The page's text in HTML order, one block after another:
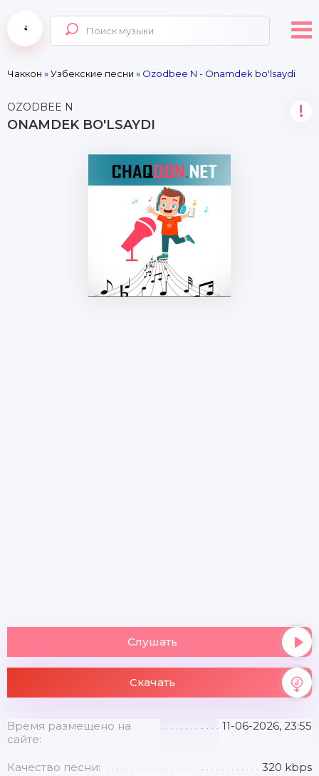
Чаккон »Узбекские песни » Ozodbee N - Onamdek bo'lsaydi
OZODBEE N
ONAMDEK BO'LSAYDI
!
Слушать
Скачать
Время размещено на
сайте:
11-06-2026, 23:55
Качество песни: 320 kbps